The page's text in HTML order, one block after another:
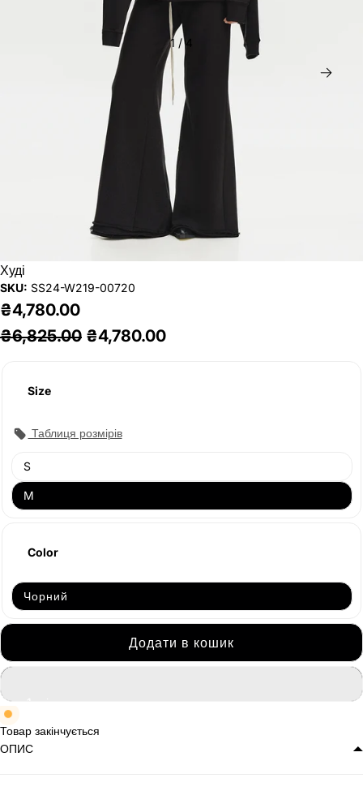
1 /4
Худі
SKU: SS24-W219-00720
₴4,780.00
₴6,825.00 ₴4,780.00
Size
Таблиця розмірів
SПродано
M
Color
Чорний
Додати в кошик
Товар закінчується
ОПИС